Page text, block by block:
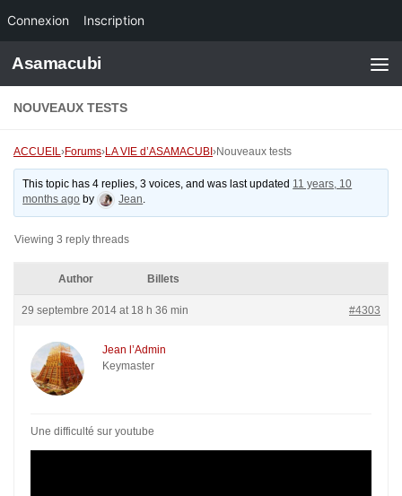
Connexion Inscription
Skip to content
Asamacubi
NOUVEAUX TESTS
ACCUEIL›Forums›LA VIE d’ASAMACUBI ›Nouveaux tests
This topic has 4 replies, 3 voices, and was last updated 11 years, 10
months ago by Jean.
Viewing 3 reply threads
Author Billets
29 septembre 2014 at 18 h 36 min #4303
Jean l’Admin
Keymaster
Une difficulté sur youtube